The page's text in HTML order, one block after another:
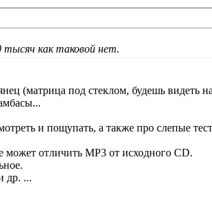
тысяч как таковой нет.
(матрица под стеклом, будешь видеть
и пощупать, а также про слепые
может отличить MP3 от исходного CD.
др. ...